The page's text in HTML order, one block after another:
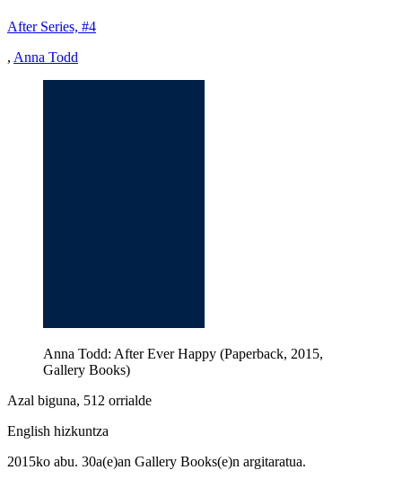
After Series, #4
, Anna Todd
Anna Todd: After Ever Happy (Paperback, 2015,
Gallery Books)
Azal biguna, 512 orrialde
English hizkuntza
2015ko abu. 30a(e)an Gallery Books(e)n argitaratua.